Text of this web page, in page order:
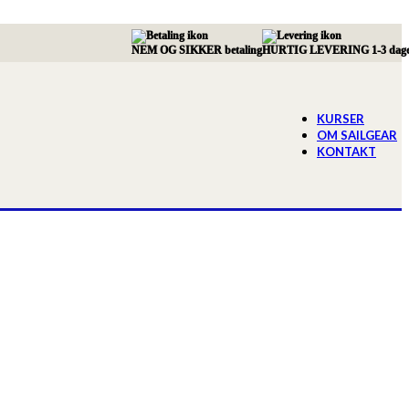
NEM OG SIKKER betalingHURTIG LEVERING 1-3
KURSER
OM SAILGEAR
KONTAKT